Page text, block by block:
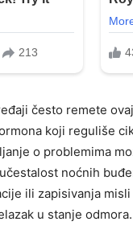
često remete
koji reguliše
o problemima
noćnih
ili zapisivanja
u stanje odmora.